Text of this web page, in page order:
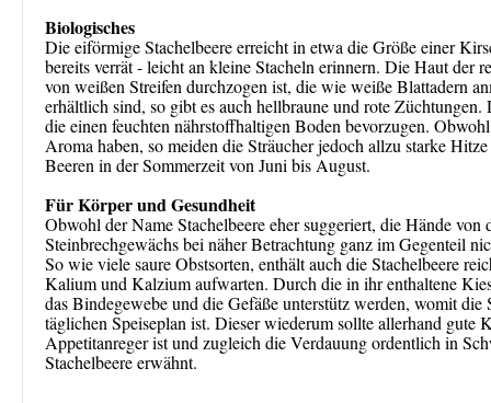
Biologisches
Die eiförmige Stachelbeere erreicht in etwa die Größe einer
bereits verrät - leicht an kleine Stacheln erinnern. Die Haut der
von weißen Streifen durchzogen ist, die wie weiße Blattadern
erhältlich sind, so gibt es auch hellbraune und rote
die einen feuchten nährstoffhaltigen Boden bevorzugen.
Aroma haben, so meiden die Sträucher jedoch allzu starke
Beeren in der Sommerzeit von Juni bis August.
Für Körper und Gesundheit
Obwohl der Name Stachelbeere eher suggeriert, die Hände
Steinbrechgewächs bei näher Betrachtung ganz im Gegenteil
So wie viele saure Obstsorten, enthält auch die Stachelbeere
Kalium und Kalzium aufwarten. Durch die in ihr enthaltene
das Bindegewebe und die Gefäße unterstütz werden, womit
täglichen Speiseplan ist. Dieser wiederum sollte allerhand gute
Appetitanreger ist und zugleich die Verdauung ordentlich in
Stachelbeere erwähnt.